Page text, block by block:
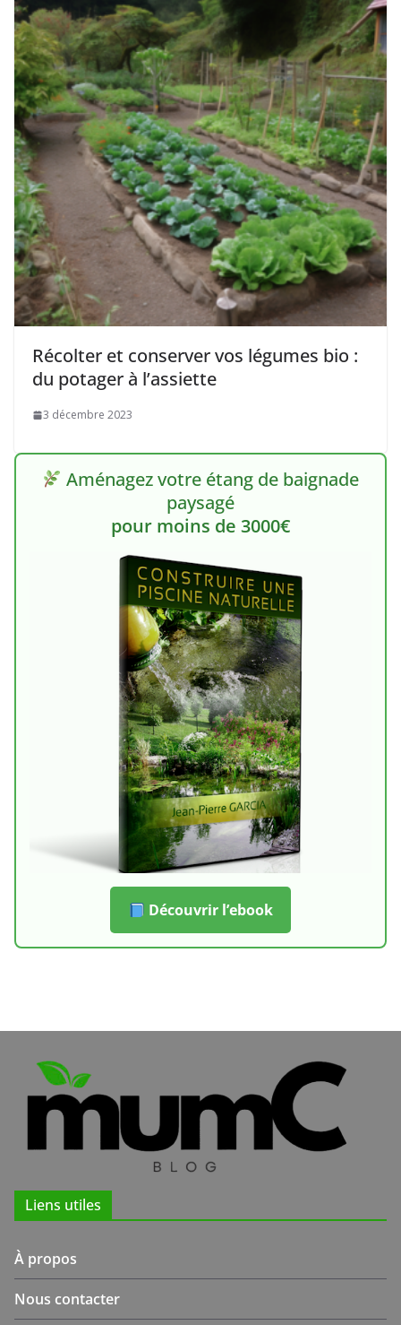
Récolter et conserver vos légumes bio :
du potager à l’assiette
3 décembre 2023
Aménagez votre étang de baignade
paysagé
pour moins de 3000€
Découvrir l’ebook
Liens utiles
À propos
Nous contacter